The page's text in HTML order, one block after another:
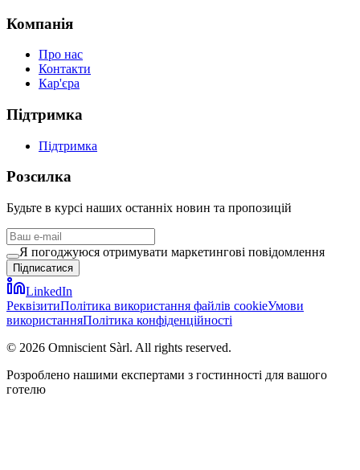
Компанія
Про нас
Контакти
Кар'єра
Підтримка
Підтримка
Розсилка
Будьте в курсі наших останніх новин та пропозицій
Я погоджуюся отримувати маркетингові повідомлення
Підписатися
LinkedIn
РеквізитиПолітика використання файлів cookieУмови
використанняПолітика конфіденційності
© 2026 Omniscient Sàrl. All rights reserved.
Розроблено нашими експертами з гостинності для вашого
готелю